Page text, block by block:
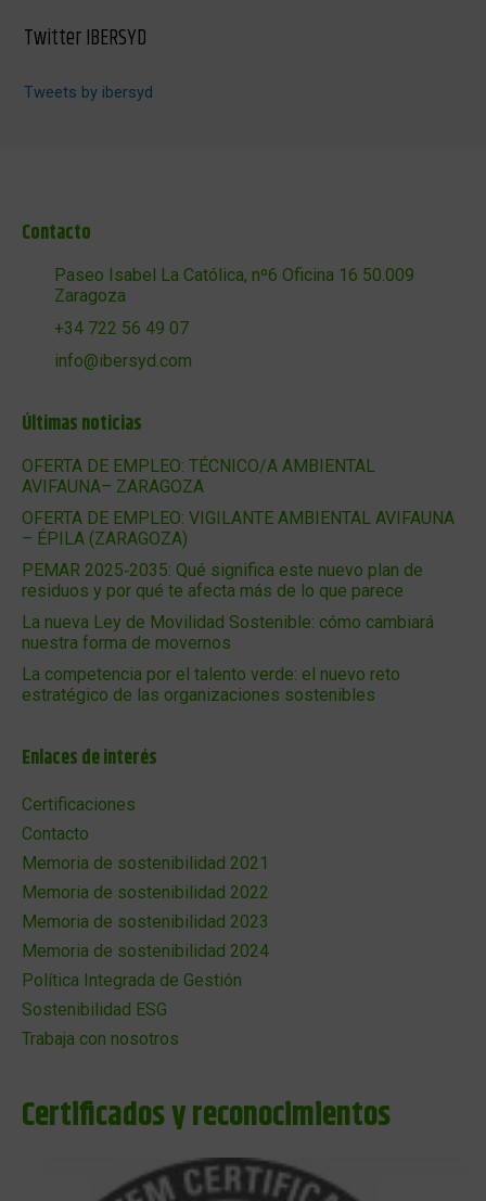
Twitter IBERSYD
Tweets by ibersyd
Contacto
Paseo Isabel La Católica, nº6 Oficina 16 50.009
Zaragoza
+34 722 56 49 07
info@ibersyd.com
Últimas noticias
OFERTA DE EMPLEO: TÉCNICO/A AMBIENTAL
AVIFAUNA– ZARAGOZA
OFERTA DE EMPLEO: VIGILANTE AMBIENTAL AVIFAUNA
– ÉPILA (ZARAGOZA)
PEMAR 2025‑2035: Qué significa este nuevo plan de
residuos y por qué te afecta más de lo que parece
La nueva Ley de Movilidad Sostenible: cómo cambiará
nuestra forma de movernos
La competencia por el talento verde: el nuevo reto
estratégico de las organizaciones sostenibles
Enlaces de interés
Certificaciones
Contacto
Memoria de sostenibilidad 2021
Memoria de sostenibilidad 2022
Memoria de sostenibilidad 2023
Memoria de sostenibilidad 2024
Política Integrada de Gestión
Sostenibilidad ESG
Trabaja con nosotros
Certificados y reconocimientos